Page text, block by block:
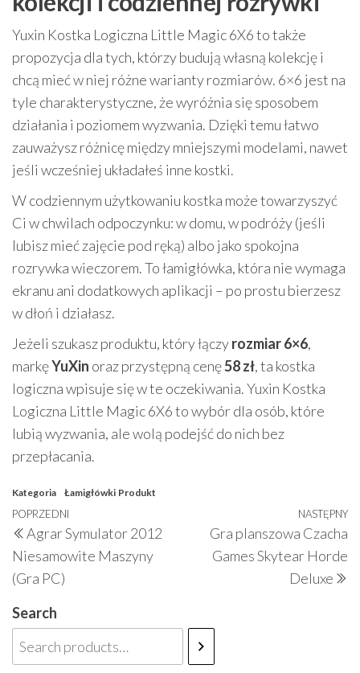
Yuxin Kostka Logiczna Little Magic 6X6 to także
propozycja dla tych, którzy budują własną kolekcję i
chcą mieć w niej różne warianty rozmiarów. 6×6 jest na
tyle charakterystyczne, że wyróżnia się sposobem
działania i poziomem wyzwania. Dzięki temu łatwo
zauważysz różnicę między mniejszymi modelami, nawet
jeśli wcześniej układałeś inne kostki.
W codziennym użytkowaniu kostka może towarzyszyć
Ci w chwilach odpoczynku: w domu, w podróży (jeśli
lubisz mieć zajęcie pod ręką) albo jako spokojna
rozrywka wieczorem. To łamigłówka, która nie wymaga
ekranu ani dodatkowych aplikacji – po prostu bierzesz
w dłoń i działasz.
Jeżeli szukasz produktu, który łączyrozmiar 6×6,
markęYuXin oraz przystępną cenę58 zł, ta kostka
logiczna wpisuje się w te oczekiwania. Yuxin Kostka
Logiczna Little Magic 6X6 to wybór dla osób, które
lubią wyzwania, ale wolą podejść do nich bez
przepłacania.
Kategoria Łamigłówki Produkt
Nawigacja
wpisu
Poprzedni
wpis
POPRZEDNI
Agrar Symulator 2012
Niesamowite Maszyny
(Gra PC)
NASTĘPNY
Gra planszowa Czacha
Games Skytear Horde
Deluxe
Search